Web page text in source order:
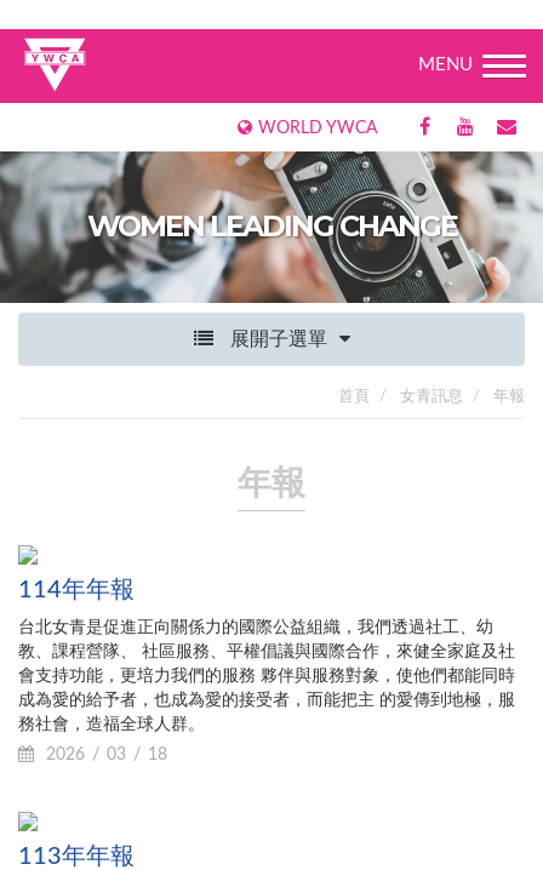
MENU
WORLD YWCA
WOMEN LEADING CHANGE
展開子選單
首頁 女青訊息 年報
年報
114年年報
台北女青是促進正向關係力的國際公益組織，我們透過社工、幼
教、課程營隊、 社區服務、平權倡議與國際合作，來健全家庭及社
會支持功能，更培力我們的服務 夥伴與服務對象，使他們都能同時
成為愛的給予者，也成為愛的接受者，而能把主 的愛傳到地極，服
務社會，造福全球人群。
2026
03 18
113年年報